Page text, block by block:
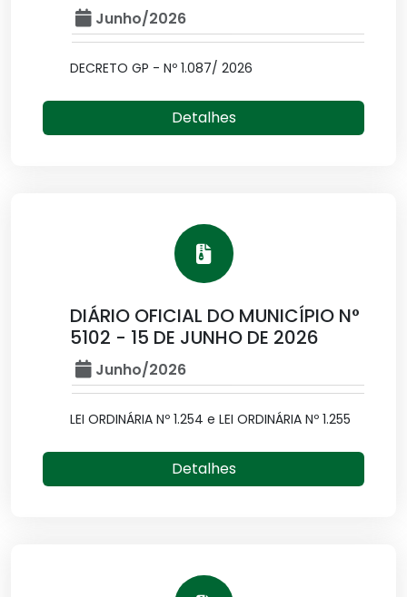
Junho/2026
DECRETO GP - Nº 1.087/ 2026
Detalhes
DIÁRIO OFICIAL DO MUNICÍPIO N°
5102 - 15 DE JUNHO DE 2026
Junho/2026
LEI ORDINÁRIA Nº 1.254 e LEI ORDINÁRIA Nº 1.255
Detalhes